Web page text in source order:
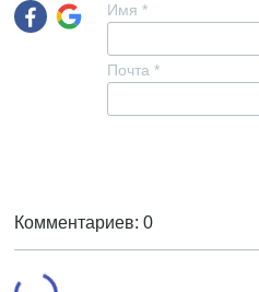
Имя *
Почта *
Комментариев: 0